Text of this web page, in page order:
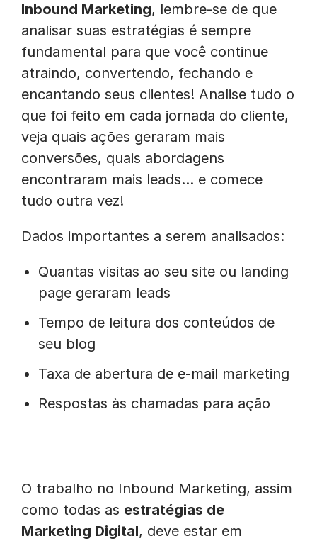
Inbound Marketing, lembre-se de que
analisar suas estratégias é sempre
fundamental para que você continue
atraindo, convertendo, fechando e
encantando seus clientes! Analise tudo o
que foi feito em cada jornada do cliente,
veja quais ações geraram mais
conversões, quais abordagens
encontraram mais leads… e comece
tudo outra vez!
Dados importantes a serem analisados:
Quantas visitas ao seu site ou landing
page geraram leads
Tempo de leitura dos conteúdos de
seu blog
Taxa de abertura de e-mail marketing
Respostas às chamadas para ação
O trabalho no Inbound Marketing, assim
como todas as estratégias de
Marketing Digital, deve estar em